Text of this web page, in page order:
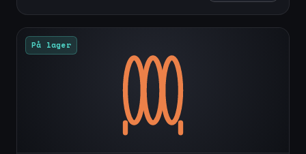
På lager